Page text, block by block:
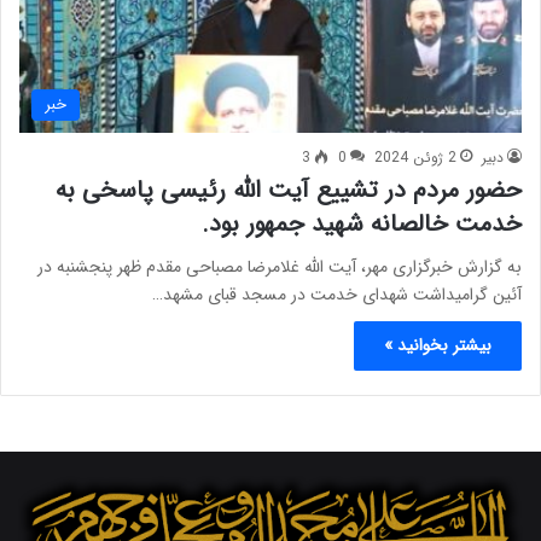
خبر
دبیر 2 ژوئن 2024 0
3
حضور مردم در تشییع آیت الله رئیسی پاسخی به
خدمت خالصانه شهید جمهور بود.
به گزارش خبرگزاری مهر، آیت الله غلامرضا مصباحی مقدم ظهر پنجشنبه در
آئین گرامیداشت شهدای خدمت در مسجد قبای مشهد…
بیشتر بخوانید »